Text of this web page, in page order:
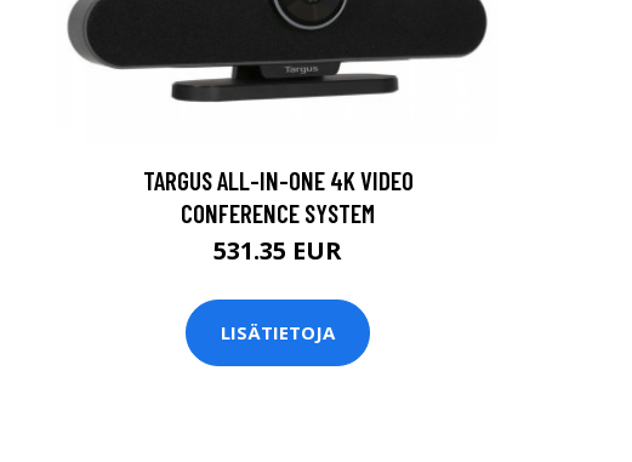
TARGUS ALL-IN-ONE 4K VIDEO
CONFERENCE SYSTEM
531.35 EUR
LISÄTIETOJA